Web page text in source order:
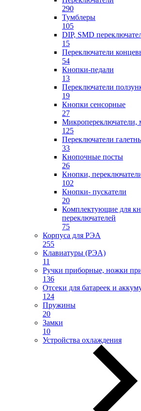
290
Тумблеры
105
DIP, SMD
15
Переключатели
54
Кнопки-педали
13
Переключатели
19
Кнопки сенсорные
27
Микропереключатели,
125
Переключатели
33
Кнопочные посты
26
Кнопки,
102
Кнопки- пускатели
20
Комплектующие для
переключателей
75
Корпуса для РЭА
255
Клавиатуры (РЭА)
11
Ручки приборные, ножки
136
Отсеки для батареек и
124
Пружины
20
Замки
10
Устройства охлаждения